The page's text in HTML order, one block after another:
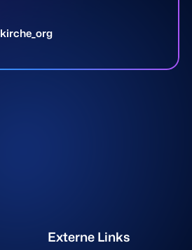
kirche_org
Externe Links